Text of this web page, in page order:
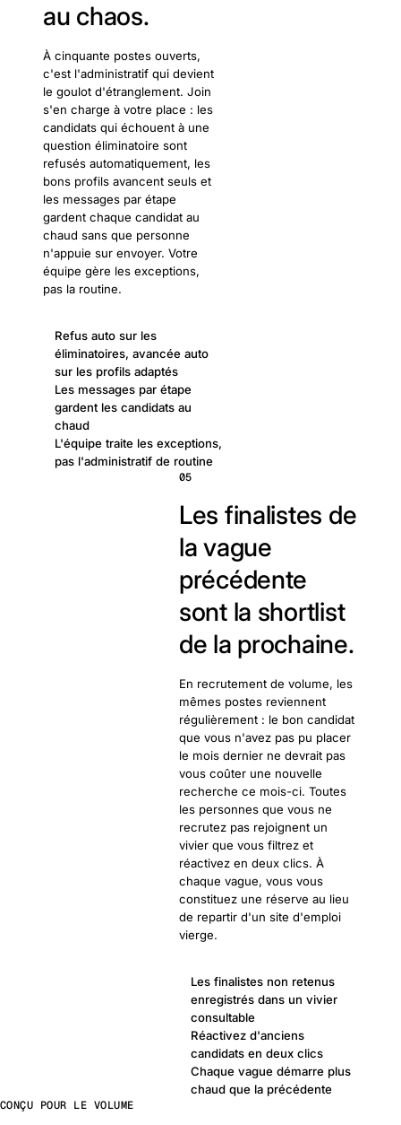
au chaos.
À cinquante postes ouverts,
c'est l'administratif qui devient
le goulot d'étranglement. Join
s'en charge à votre place : les
candidats qui échouent à une
question éliminatoire sont
refusés automatiquement, les
bons profils avancent seuls et
les messages par étape
gardent chaque candidat au
chaud sans que personne
n'appuie sur envoyer. Votre
équipe gère les exceptions,
pas la routine.
Refus auto sur les
éliminatoires, avancée auto
sur les profils adaptés
Les messages par étape
gardent les candidats au
chaud
L'équipe traite les exceptions,
pas l'administratif de routine
05
Les finalistes de
la vague
précédente
sont la shortlist
de la prochaine.
En recrutement de volume, les
mêmes postes reviennent
régulièrement : le bon candidat
que vous n'avez pas pu placer
le mois dernier ne devrait pas
vous coûter une nouvelle
recherche ce mois-ci. Toutes
les personnes que vous ne
recrutez pas rejoignent un
vivier que vous filtrez et
réactivez en deux clics. À
chaque vague, vous vous
constituez une réserve au lieu
de repartir d'un site d'emploi
vierge.
Les finalistes non retenus
enregistrés dans un vivier
consultable
Réactivez d'anciens
candidats en deux clics
Chaque vague démarre plus
chaud que la précédente
CONÇU POUR LE VOLUME